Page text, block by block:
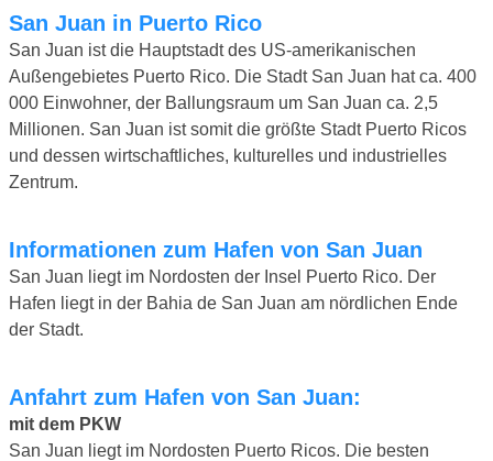
San Juan in Puerto Rico
San Juan ist die Hauptstadt des US-amerikanischen
Außengebietes Puerto Rico. Die Stadt San Juan hat ca. 400
000 Einwohner, der Ballungsraum um San Juan ca. 2,5
Millionen. San Juan ist somit die größte Stadt Puerto Ricos
und dessen wirtschaftliches, kulturelles und industrielles
Zentrum.
Informationen zum Hafen von San Juan
San Juan liegt im Nordosten der Insel Puerto Rico. Der
Hafen liegt in der Bahia de San Juan am nördlichen Ende
der Stadt.
Anfahrt zum Hafen von San Juan:
mit dem PKW
San Juan liegt im Nordosten Puerto Ricos. Die besten